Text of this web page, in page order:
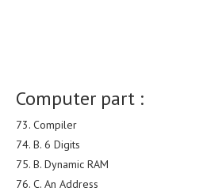
Computer part :
73. Compiler
74. B. 6 Digits
75. B. Dynamic RAM
76. C. An Address